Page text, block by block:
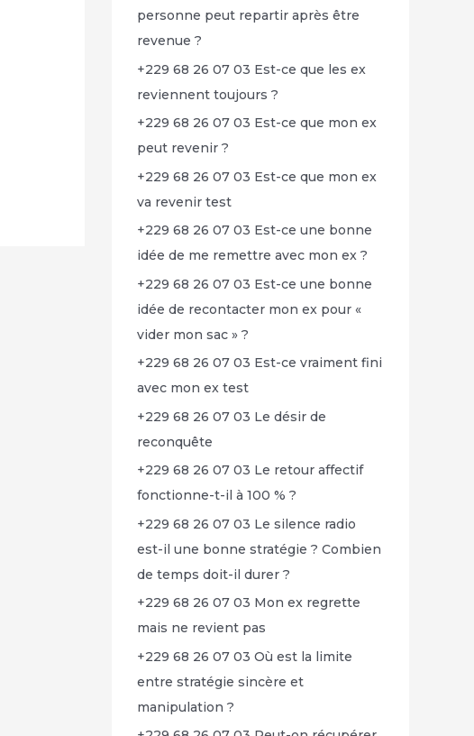
personne peut repartir après être
revenue ?
+229 68 26 07 03 Est-ce que les ex
reviennent toujours ?
+229 68 26 07 03 Est-ce que mon ex
peut revenir ?
+229 68 26 07 03 Est-ce que mon ex
va revenir test
+229 68 26 07 03 Est-ce une bonne
idée de me remettre avec mon ex ?
+229 68 26 07 03 Est-ce une bonne
idée de recontacter mon ex pour «
vider mon sac » ?
+229 68 26 07 03 Est-ce vraiment fini
avec mon ex test
+229 68 26 07 03 Le désir de
reconquête
+229 68 26 07 03 Le retour affectif
fonctionne-t-il à 100 % ?
+229 68 26 07 03 Le silence radio
est-il une bonne stratégie ? Combien
de temps doit-il durer ?
+229 68 26 07 03 Mon ex regrette
mais ne revient pas
+229 68 26 07 03 Où est la limite
entre stratégie sincère et
manipulation ?